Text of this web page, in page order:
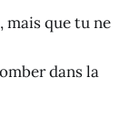
mais que tu ne
dans la